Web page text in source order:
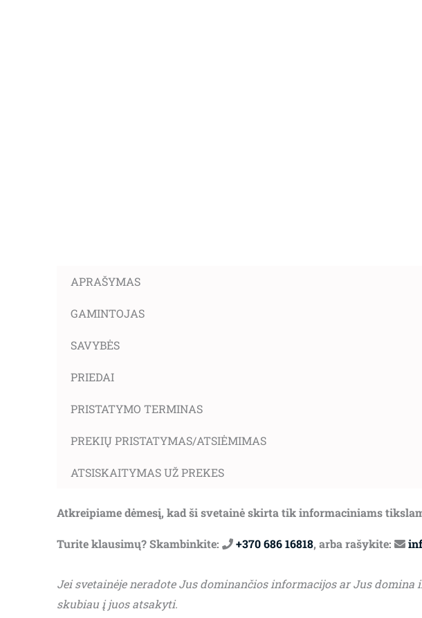
APRAŠYMAS
GAMINTOJAS
SAVYBĖS
PRIEDAI
PRISTATYMO TERMINAS
PREKIŲ PRISTATYMAS/ATSIĖMIMAS
ATSISKAITYMAS UŽ PREKES
Atkreipiame dėmesį, kad ši svetainė skirta tik informaciniams
Turite klausimų? Skambinkite: +370 686 16818, arba rašykite:
Jei svetainėje neradote Jus dominančios informacijos ar Jus
skubiau į juos atsakyti.